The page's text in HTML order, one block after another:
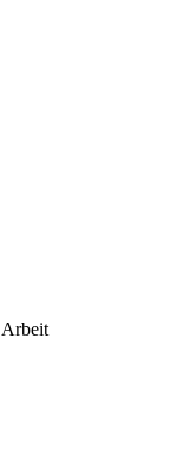
Arbeit